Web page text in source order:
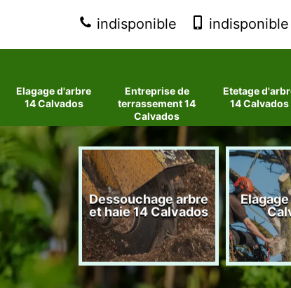
indisponible indisponible
Elagage d'arbre
14 Calvados
Entreprise de
terrassement 14
Calvados
Etetage
14 Calvados
d'arbres
Dessouchage arbre
et haie 14 Calvados